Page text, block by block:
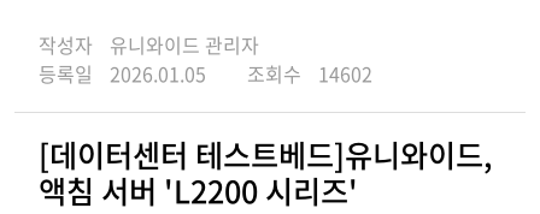
작성자
유니와이드 관리자
등록일
2026.01.05 조회수 14602
[데이터센터 테스트베드]유니와이드,
액침 서버 'L2200 시리즈'